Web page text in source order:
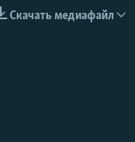
Скачать медиафайл